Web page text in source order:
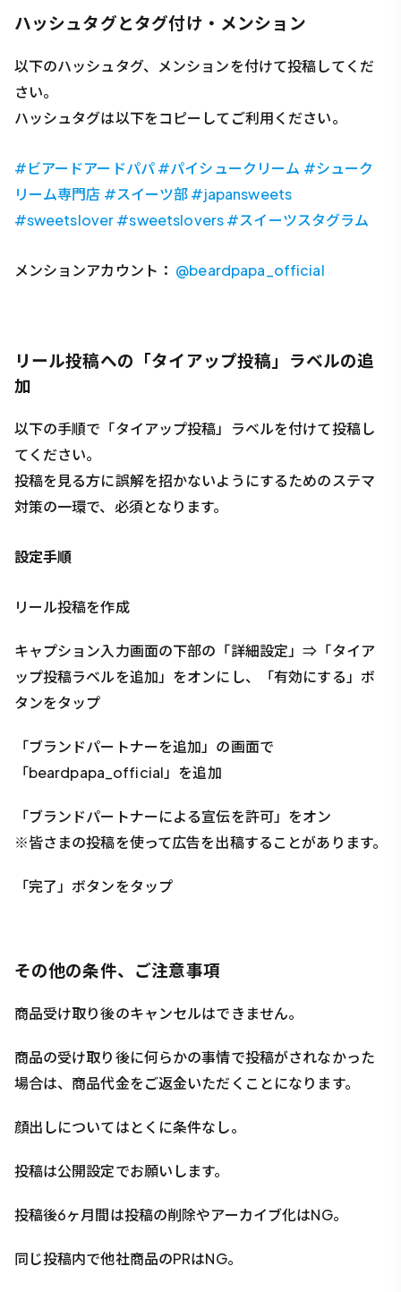
ハッシュタグとタグ付け・メンション
以下のハッシュタグ、メンションを付けて投稿してくだ
さい。
ハッシュタグは以下をコピーしてご利用ください。
#ビアードアードパパ #パイシュークリーム #シューク
リーム専門店 #スイーツ部 #japansweets
#sweetslover#sweetslovers#スイーツスタグラム
メンションアカウント： @beardpapa_official
リール投稿への「タイアップ投稿」ラベルの追
加
以下の手順で「タイアップ投稿」ラベルを付けて投稿し
てください。
投稿を見る方に誤解を招かないようにするためのステマ
対策の一環で、必須となります。
設定手順
リール投稿を作成
キャプション入力画面の下部の「詳細設定」⇒「タイア
ップ投稿ラベルを追加」をオンにし、「有効にする」ボ
タンをタップ
「ブランドパートナーを追加」の画面で
「beardpapa_official」を追加
「ブランドパートナーによる宣伝を許可」をオン
※皆さまの投稿を使って広告を出稿することがあります。
「完了」ボタンをタップ
その他の条件、ご注意事項
商品受け取り後のキャンセルはできません。
商品の受け取り後に何らかの事情で投稿がされなかった
場合は、商品代金をご返金いただくことになります。
顔出しについてはとくに条件なし。
投稿は公開設定でお願いします。
投稿後6ヶ月間は投稿の削除やアーカイブ化はNG。
同じ投稿内で他社商品のPRはNG。